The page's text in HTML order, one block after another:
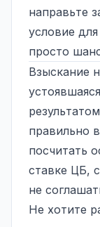
направьте
условие
просто
Взыскание
правильно
посчитать
ставке ЦБ,
не
Не хотите